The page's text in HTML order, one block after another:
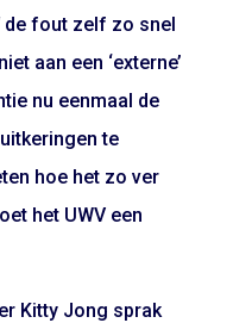
de fout zelf zo snel
aan een ‘externe’
nu eenmaal de
te
hoe het zo ver
het UWV een
Kitty Jong sprak